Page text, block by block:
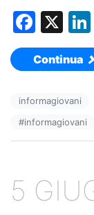
F
a
c
b
o
k
X
Continua
informagiovani
#informagiovani
5